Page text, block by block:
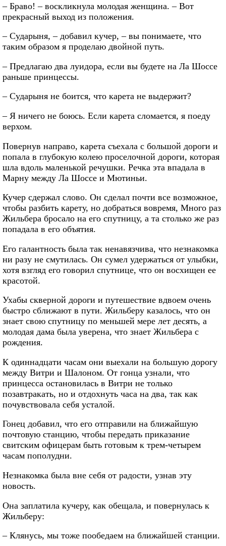
– Браво! – воскликнула молодая женщина. – Вот
прекрасный выход из положения.
– Сударыня, – добавил кучер, – вы понимаете, что
таким образом я проделаю двойной путь.
– Предлагаю два луидора, если вы будете на Ла Шоссе
раньше принцессы.
– Сударыня не боится, что карета не выдержит?
– Я ничего не боюсь. Если карета сломается, я поеду
верхом.
Повернув направо, карета съехала с большой дороги и
попала в глубокую колею проселочной дороги, которая
шла вдоль маленькой речушки. Речка эта впадала в
Марну между Ла Шоссе и Мютиньи.
Кучер сдержал слово. Он сделал почти все возможное,
чтобы разбить карету, но добраться вовремя, Много раз
Жильбера бросало на его спутницу, а та столько же раз
попадала в его объятия.
Его галантность была так ненавязчива, что незнакомка
ни разу не смутилась. Он сумел удержаться от улыбки,
хотя взгляд его говорил спутнице, что он восхищен ее
красотой.
Ухабы скверной дороги и путешествие вдвоем очень
быстро сближают в пути. Жильберу казалось, что он
знает свою спутницу по меньшей мере лет десять, а
молодая дама была уверена, что знает Жильбера с
рождения.
К одиннадцати часам они выехали на большую дорогу
между Витри и Шалоном. От гонца узнали, что
принцесса остановилась в Витри не только
позавтракать, но и отдохнуть часа на два, так как
почувствовала себя усталой.
Гонец добавил, что его отправили на ближайшую
почтовую станцию, чтобы передать приказание
свитским офицерам быть готовым к трем-четырем
часам пополудни.
Незнакомка была вне себя от радости, узнав эту
новость.
Она заплатила кучеру, как обещала, и повернулась к
Жильберу:
– Клянусь, мы тоже пообедаем на ближайшей станции.